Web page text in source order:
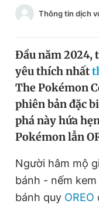
Chào ngày mới
Tin thị trường
Video
Sản phẩm khác
Thông tin tòa
Thông tin dịch
Đầu năm 2024,
yêu thích nhất
The Pokémon
phiên bản đặc
phá này hứa
Pokémon lẫn
Người hâm mộ
bánh - nếm
bánh quy OREO